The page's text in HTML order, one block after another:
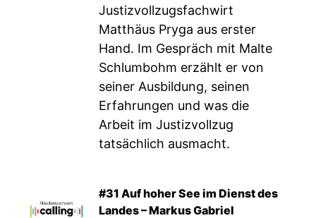
Justizvollzugsfachwirt
Matthäus Pryga aus erster
Hand. Im Gespräch mit Malte
Schlumbohm erzählt er von
seiner Ausbildung, seinen
Erfahrungen und was die
Arbeit im Justizvollzug
tatsächlich ausmacht.
#31 Auf hoher See im Dienst des
Landes – Markus Gabriel